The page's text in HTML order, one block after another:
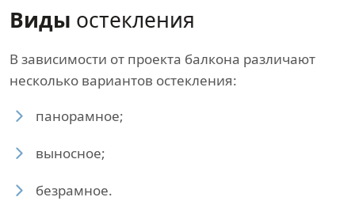
Виды остекления
В зависимости от проекта балкона различают
несколько вариантов остекления:
панорамное;
выносное;
безрамное.